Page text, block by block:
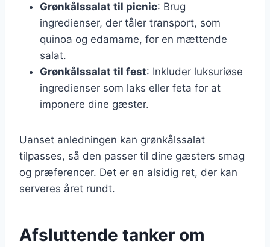
Grønkålssalat til picnic: Brug
ingredienser, der tåler transport, som
quinoa og edamame, for en mættende
salat.
Grønkålssalat til fest: Inkluder luksuriøse
ingredienser som laks eller feta for at
imponere dine gæster.
Uanset anledningen kan grønkålssalat
tilpasses, så den passer til dine gæsters smag
og præferencer. Det er en alsidig ret, der kan
serveres året rundt.
Afsluttende tanker om